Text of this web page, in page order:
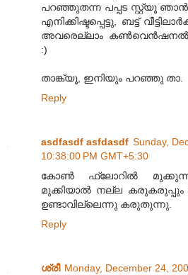
പറഞ്ഞുതന്ന പപ്പട സ്റ്റ്യൂ ഞാന്‍
എനിക്കിഷ്ടപ്പെട്ടു, ബട്ട്
അവരെല്ലാം കണ്‍‌വെന്‍ഷനല്‍
:)
താങ്ക്യൂ, ഇനിയും പറഞ്ഞു താ.
Reply
asdfasdf asfdasdf Sunday,
10:38:00 PM GMT+5:30
കോണ്‍ ഫ്ലോറില്‍
മുക്കിയാല്‍ നല്ല കരുകരുപ്പും
ഉണ്ടാവില്ലെന്നു കരുതുന്നു.
Reply
ശ്രീ Monday, December 24,